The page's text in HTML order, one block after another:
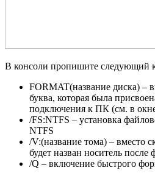
В консоли пропишите следующий
FORMAT(название диска) –
буква, которая была
подключения к ПК (см. в
/FS:NTFS – установка
NTFS
/V:(название тома) – вместо
будет назван носитель после
/Q – включение быстрого